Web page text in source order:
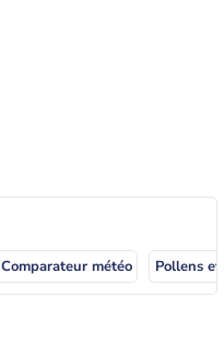
Comparateur météo Pollens